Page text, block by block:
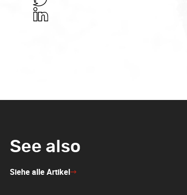
in
Facebook
Share
in
Share
See also
Siehe alle Artikel